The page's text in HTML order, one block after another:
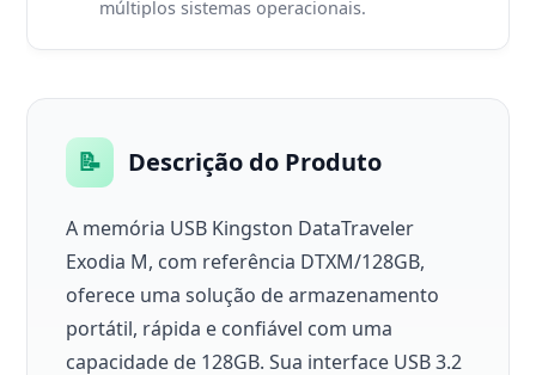
múltiplos sistemas operacionais.
📝 Descrição do Produto
A memória USB Kingston DataTraveler
Exodia M, com referência DTXM/128GB,
oferece uma solução de armazenamento
portátil, rápida e confiável com uma
capacidade de 128GB. Sua interface USB 3.2